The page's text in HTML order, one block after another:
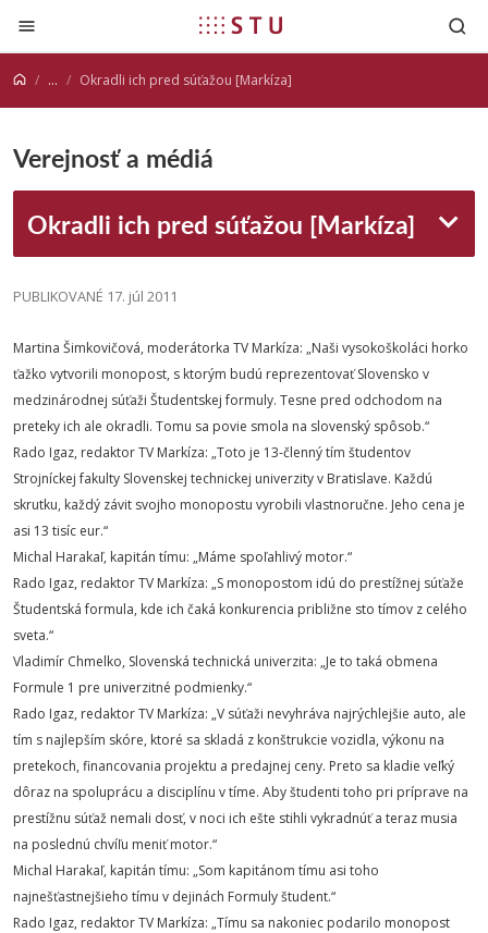
Prejsť na obsah
... Okradli ich pred súťažou [Markíza]
Verejnosť a médiá
Okradli ich pred súťažou [Markíza]
PUBLIKOVANÉ 17. júl 2011
Martina Šimkovičová, moderátorka TV Markíza: „Naši vysokoškoláci horko
ťažko vytvorili monopost, s ktorým budú reprezentovať Slovensko v
medzinárodnej súťaži Študentskej formuly. Tesne pred odchodom na
preteky ich ale okradli. Tomu sa povie smola na slovenský spôsob.“
Rado Igaz, redaktor TV Markíza: „Toto je 13-členný tím študentov
Strojníckej fakulty Slovenskej technickej univerzity v Bratislave. Každú
skrutku, každý závit svojho monopostu vyrobili vlastnoručne. Jeho cena je
asi 13 tisíc eur.“
Michal Harakaľ, kapitán tímu: „Máme spoľahlivý motor.“
Rado Igaz, redaktor TV Markíza: „S monopostom idú do prestížnej súťaže
Študentská formula, kde ich čaká konkurencia približne sto tímov z celého
sveta.“
Vladimír Chmelko, Slovenská technická univerzita: „Je to taká obmena
Formule 1 pre univerzitné podmienky.“
Rado Igaz, redaktor TV Markíza: „V súťaži nevyhráva najrýchlejšie auto, ale
tím s najlepším skóre, ktoré sa skladá z konštrukcie vozidla, výkonu na
pretekoch, financovania projektu a predajnej ceny. Preto sa kladie veľký
dôraz na spoluprácu a disciplínu v tíme. Aby študenti toho pri príprave na
prestížnu súťaž nemali dosť, v noci ich ešte stihli vykradnúť a teraz musia
na poslednú chvíľu meniť motor.“
Michal Harakaľ, kapitán tímu: „Som kapitánom tímu asi toho
najnešťastnejšieho tímu v dejinách Formuly študent.“
Rado Igaz, redaktor TV Markíza: „Tímu sa nakoniec podarilo monopost